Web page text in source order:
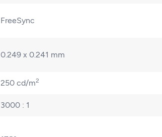
FreeSync
0.249 x 0.241 mm
250 cd/m2
3000 : 1